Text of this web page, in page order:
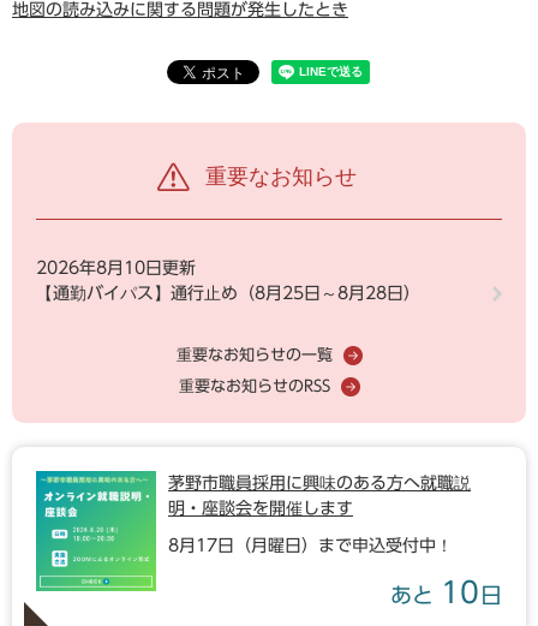
地図の読み込みに関する問題が発生したとき
重要なお知らせ
2026年8月10日更新
【通勤バイパス】通行止め（8月25日～8月28日）
重要なお知らせの一覧
重要なお知らせのRSS
茅野市職員採用に興味のある方へ就職説
明・座談会を開催します
8月17日（月曜日）まで申込受付中！
あと 10 日